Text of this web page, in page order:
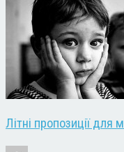
Літні пропозиції для